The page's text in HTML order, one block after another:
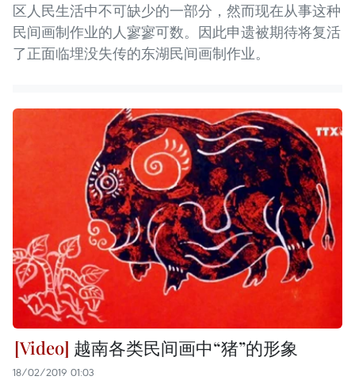
区人民生活中不可缺少的一部分，然而现在从事这种
民间画制作业的人寥寥可数。因此申遗被期待将复活
了正面临埋没失传的东湖民间画制作业。
越南各类民间画中“猪”的形象
18/02/2019 01:03